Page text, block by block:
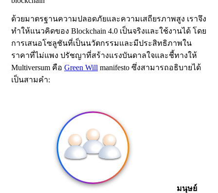
ด้วยมาตรฐานความปลอดภัยและความเสถียรภาพสูง เราจึง
ทำให้แนวคิดของ Blockchain 4.0 เป็นจริงและใช้งานได้ โดย
การเสนอโซลูชันที่เป็นนวัตกรรมและมีประสิทธิภาพใน
ราคาที่ไม่แพง ปรัชญาที่สร้างแรงบันดาลใจและชี้ทางให้
Multiversum คือ Green Will manifesto ซึ่งสามารถอธิบายได้
เป็นสามคำ:
มนุษย์